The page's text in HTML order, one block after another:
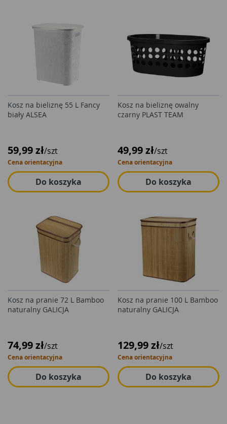
Kosz na bieliznę 55 L Fancy
biały ALSEA
59,99 zł/szt
Cena orientacyjna
Do koszyka
Kosz na bieliznę owalny
czarny PLAST TEAM
49,99 zł/szt
Cena orientacyjna
Do koszyka
Kosz na pranie 72 L Bamboo
naturalny GALICJA
74,99 zł/szt
Cena orientacyjna
Do koszyka
Kosz na pranie 100 L Bamboo
naturalny GALICJA
129,99 zł/szt
Cena orientacyjna
Do koszyka